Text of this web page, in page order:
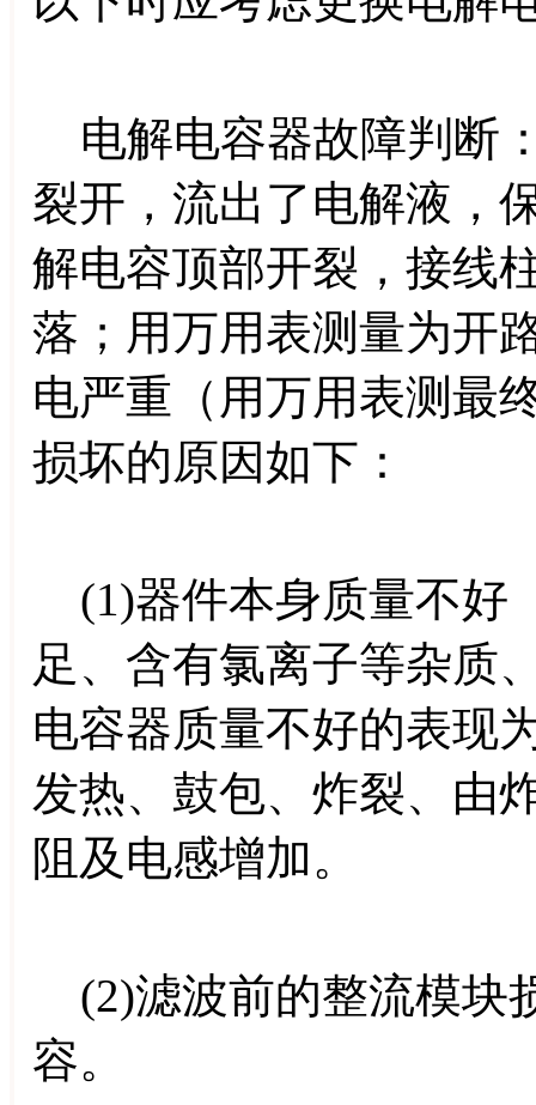
电解电容器故障判断
裂开，流出了电解液，
解电容顶部开裂，接线
落；用万用表测量为开
电严重（用万用表测最
损坏的原因如下：
(1)器件本身质量不好
足、含有氯离子等杂质
电容器质量不好的表现
发热、鼓包、炸裂、由
阻及电感增加。
(2)滤波前的整流模块
容。